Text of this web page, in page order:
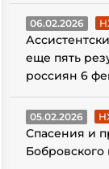
06.02.2026
еще пять
россиян 6
05.02.2026
Спасения и